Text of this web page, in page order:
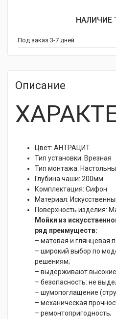
НАЛИЧИЕ
Под заказ 3-7 дней
Описание
Цвет: АНТРАЦИТ
Тип установки: Врезная
Тип монтажа:
Глубина чаши: 200мм
Комплектация: Сифон
Материал:
Поверхность изделия:
Мойки из
ряд преимуществ:
– матовая и глянцевая
– широкий выбор по
решениям;
– выдерживают
– безопасность: не
– шумопоглащение
– механическая
– ремонтопригодность;